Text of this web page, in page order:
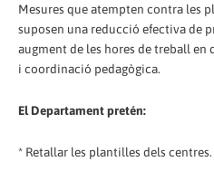
Mesures que atempten contra les
suposen una reducció efectiva de
augment de les hores de treball
i coordinació pedagògica.
El Departament pretén:
* Retallar les plantilles dels centres.